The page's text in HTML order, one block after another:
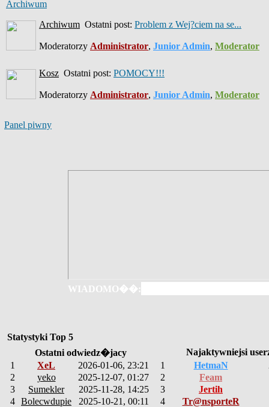
Archiwum
Archiwum Ostatni post: Problem z Wej?ciem na se...
Moderatorzy Administrator, Junior Admin, Moderator
Kosz Ostatni post: POMOCY!!!
Moderatorzy Administrator, Junior Admin, Moderator
Panel piwny
WIADOMO��:
Statystyki Top 5
Ostatni odwiedz�jacy
Najaktywniejsi
1
XeL
2026-01-06, 23:21
2
yeko
2025-12-07, 01:27
3
Sumekler
2025-11-28, 14:25
4
Bolecwdupie
2025-10-21, 00:11
1 HetmaN
2
Feam
3
Jertih
4
Tr@nsporteR